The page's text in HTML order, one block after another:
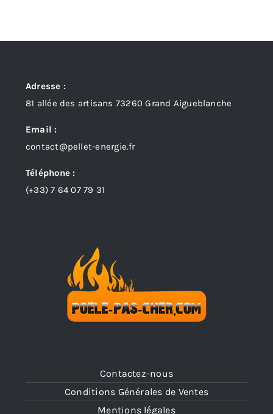
Contactez-nous
Conditions Générales de Ventes
Mentions légales
Adresse :
81 allée des artisans 73260 Grand Aigueblanche
Email :
contact@pellet-energie.fr
Téléphone :
(+33)7 64 07 79 31